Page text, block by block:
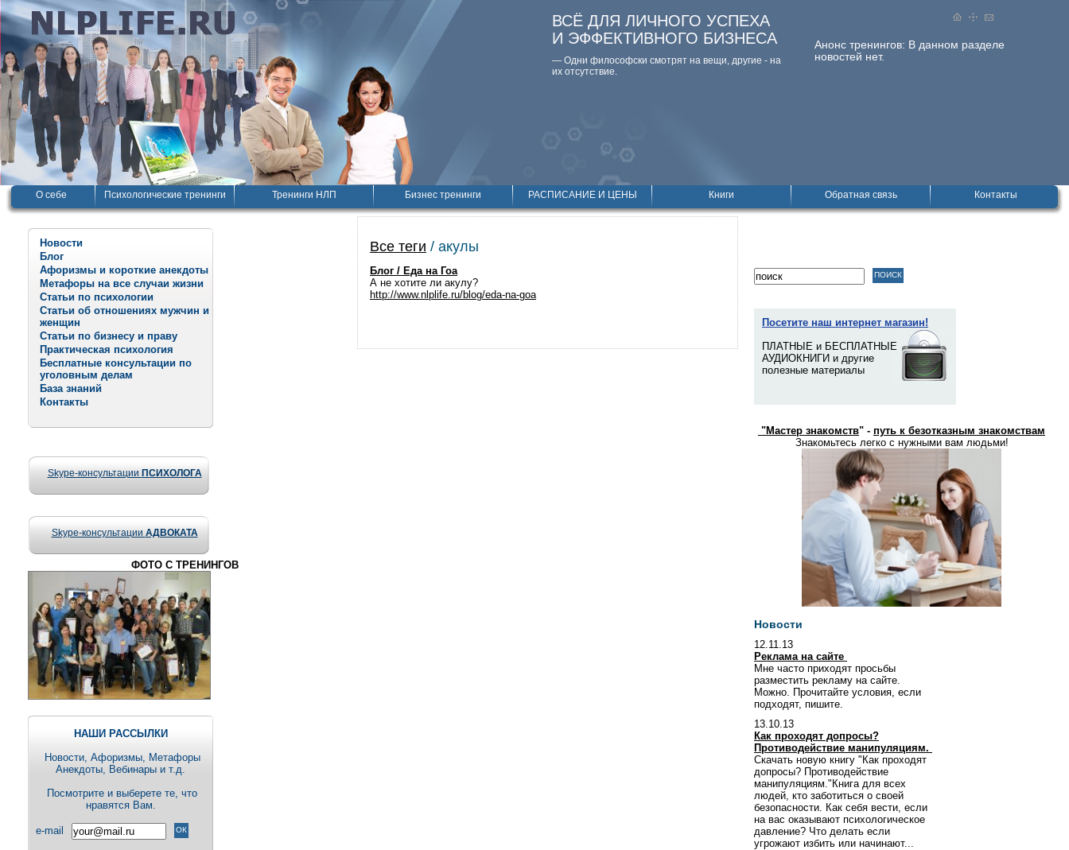
Анонс тренингов: В данном разделе
новостей нет.
ВСЁ ДЛЯ ЛИЧНОГО УСПЕХА
И ЭФФЕКТИВНОГО БИЗНЕСА
— Одни философски смотpят на вещи, дpугие - на
их отсутствие.
О себе Психологические тренинги Тренинги НЛП Бизнес тренинги РАСПИСАНИЕ И ЦЕНЫ Книги Обратная связь Контакты
Новости
Блог
Афоризмы и короткие анекдоты
Метафоры на все случаи жизни
Статьи по психологии
Статьи об отношениях мужчин и
женщин
Статьи по бизнесу и праву
Практическая психология
Бесплатные консультации по
уголовным делам
База знаний
Контакты
Skype-консультации ПСИХОЛОГА
Skype-консультации АДВОКАТА
ФОТО С ТРЕНИНГОВ
НАШИ РАССЫЛКИ
Новости, Aфоризмы, Метафоры
Анекдоты, Вебинары и т.д.
Посмотрите и выберете те, что
нравятся Вам.
e-mail
Все теги / акулы
Блог / Еда на Гоа
А не хотите ли акулу?
http://www.nlplife.ru/blog/eda-na-goa
Посетите наш интернет магазин!
ПЛАТНЫЕ и БЕСПЛАТНЫЕ
АУДИОКНИГИ и другие
полезные материалы
"Мастер знакомств" - путь к безотказным знакомствам
Знакомьтесь легко с нужными вам людьми!
Новости
12.11.13
Реклама на сайте
Мне часто приходят просьбы
разместить рекламу на сайте.
Можно. Прочитайте условия, если
подходят, пишите.
13.10.13
Как проходят допросы?
Противодействие манипуляциям.
Скачать новую книгу "Как проходят
допросы? Противодействие
манипуляциям."Книга для всех
людей, кто заботиться о своей
безопасности. Как себя вести, если
на вас оказывают психологическое
давление? Что делать если
угрожают избить или начинают...